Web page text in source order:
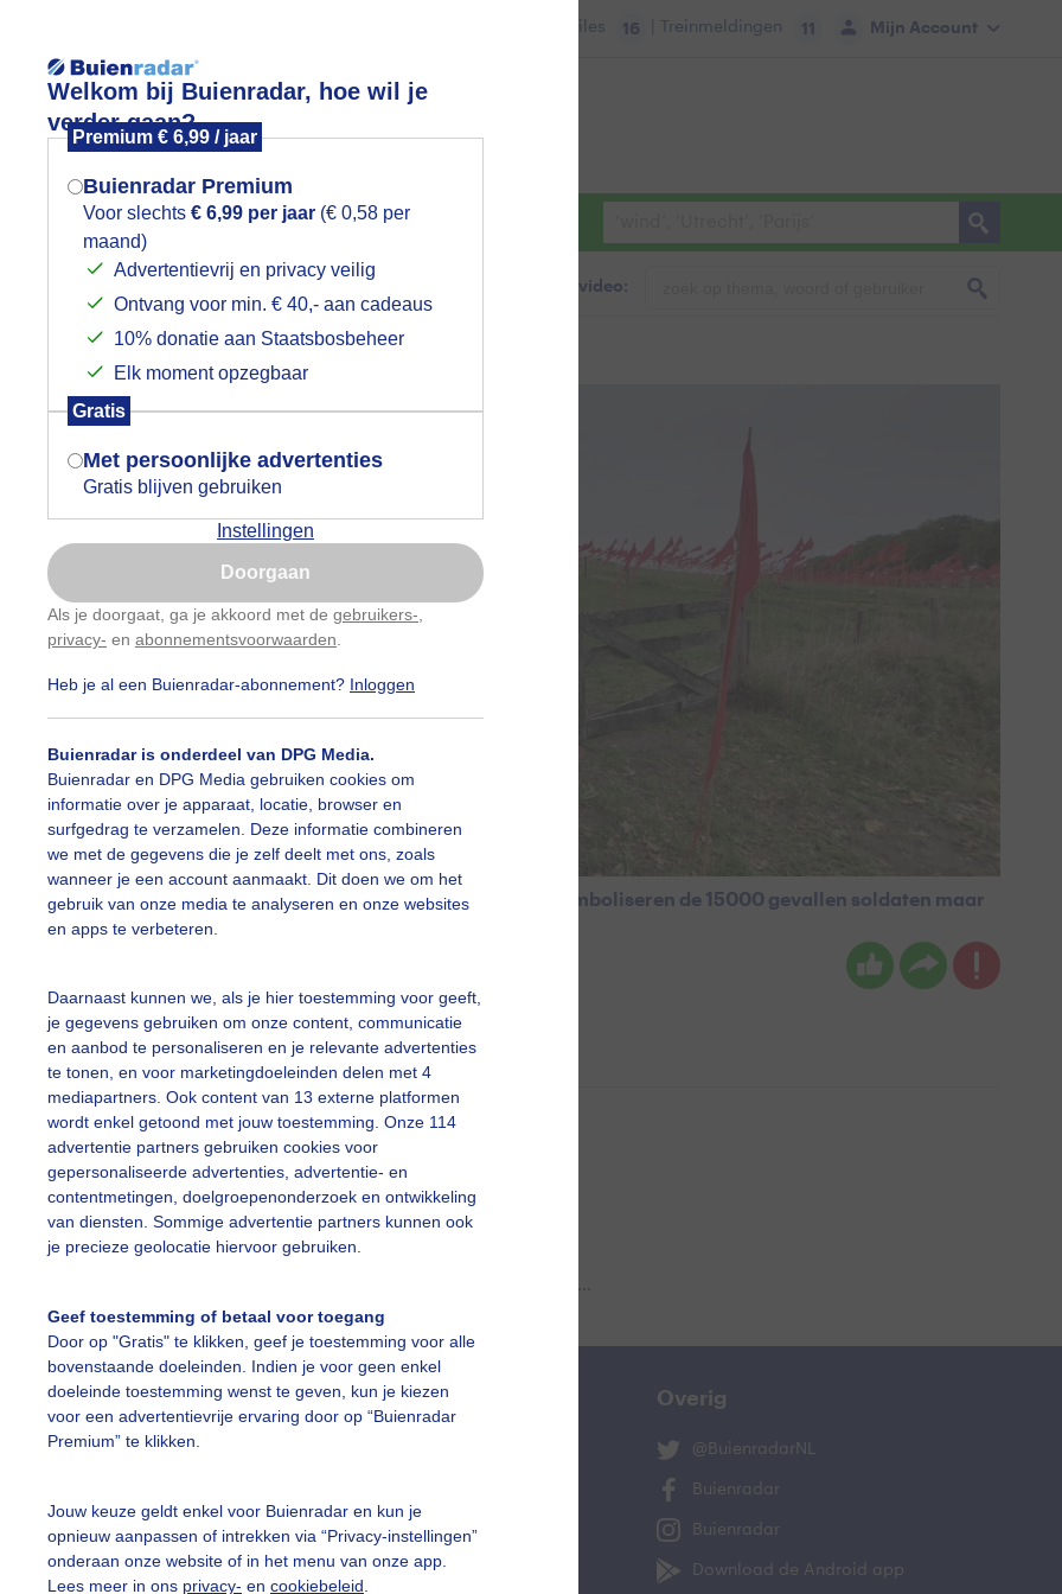
Welkom bij Buienradar, hoe wil je
verder gaan?
Premium € 6,99 / jaar
Buienradar Premium
Voor slechts € 6,99 per jaar (€ 0,58 per
maand)
Advertentievrij en privacy veilig
Ontvang voor min. € 40,- aan cadeaus
10% donatie aan Staatsbosbeheer
Elk moment opzegbaar
Gratis
Met persoonlijke advertenties
Gratis blijven gebruiken
Instellingen
Doorgaan
Als je doorgaat, ga je akkoord met de gebruikers-
privacy- en abonnementsvoorwaarden
Heb je al een Buienradar-abonnement? Inloggen
Buienradar is onderdeel van DPG Media.
Buienradar en DPG Media gebruiken cookies om
informatie over je apparaat, locatie, browser en
surfgedrag te verzamelen. Deze informatie combineren
we met de gegevens die je zelf deelt met ons, zoals
wanneer je een account aanmaakt. Dit doen we om het
gebruik van onze media te analyseren en onze websites
en apps te verbeteren.
Daarnaast kunnen we, als je hier toestemming voor geeft,
je gegevens gebruiken om onze content, communicatie
en aanbod te personaliseren en je relevante advertenties
te tonen, en voor marketingdoeleinden delen met 4
mediapartners. Ook content van 13 externe platformen
wordt enkel getoond met jouw toestemming. Onze 114
advertentie partners gebruiken cookies voor
gepersonaliseerde advertenties, advertentie- en
contentmetingen, doelgroepenonderzoek en ontwikkeling
van diensten. Sommige advertentie partners kunnen ook
je precieze geolocatie hiervoor gebruiken.
Geef toestemming of betaal voor toegang
Door op "Gratis" te klikken, geef je toestemming voor alle
bovenstaande doeleinden. Indien je voor geen enkel
doeleinde toestemming wenst te geven, kun je kiezen
voor een advertentievrije ervaring door op “Buienradar
Premium” te klikken.
Jouw keuze geldt enkel voor Buienradar en kun je
opnieuw aanpassen of intrekken via “Privacy-instellingen”
onderaan onze website of in het menu van onze app.
Lees meer in ons privacy- en cookiebeleid
Mijn Account
Files 16 | Treinmeldingen 11
Foto en video Weerzine
Zoeken in foto & video:
15000 vlaggen op de Vlagheide in Schijndel. Deze symboliseren de 15000 gevallen soldaten maar
een oproep voor vrede.
Wind
slideshow
vragen
Mijn weer Overig
@BuienradarNL
Buienradar
Buienradar
Download de Android app
Mogen we je locatie gebruiken voor
het weer?
Indien je hier nog geen akkoord op hebt
gegeven, verschijnt er zo een pop-up uit
je browser waarin deze toestemming
gevraagd wordt.
Is goed, toon de popup
Nu niet, misschien later
Gebruik je Safari en wil je niet elke dag deze pop-up
Klikhierom dit aan te passen